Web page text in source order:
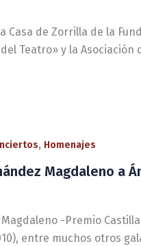
Casa de Zorrilla de la
Teatro» y la Asociación
, Homenajes
Magdaleno a
-Premio
entre muchos otros